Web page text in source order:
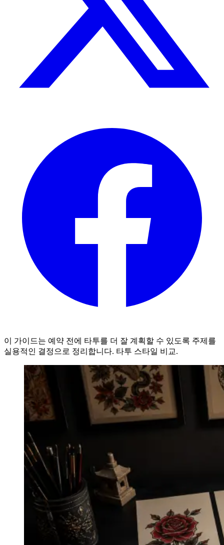
이 가이드는 예약 전에 타투를 더 잘 계획할 수 있도록 주제를
실용적인 결정으로 정리합니다. 타투 스타일 비교.